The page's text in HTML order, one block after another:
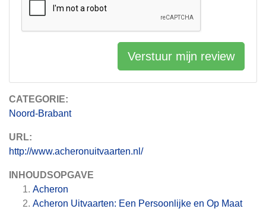
CATEGORIE:
Noord-Brabant
URL:
http://www.acheronuitvaarten.nl/
INHOUDSOPGAVE
Acheron
Acheron Uitvaarten: Een Persoonlijke en Op Maat
Verstuur mijn review